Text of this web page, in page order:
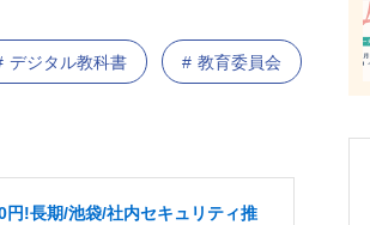
デジタル教科書 教育委員会
円!長期/池袋/社内セキュリティ推